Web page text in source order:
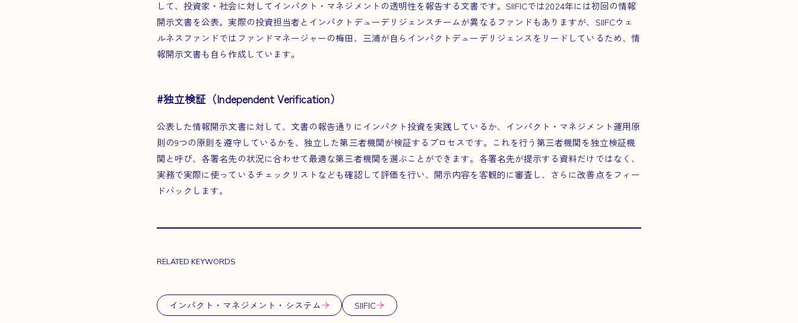
して、投資家・社会に対してインパクト・マネジメントの透明性を報告する文書です。SIIFICでは2024年には初回の情報
開示文書を公表。実際の投資担当者とインパクトデューデリジェンスチームが異なるファンドもありますが、SIIFCウェ
ルネスファンドではファンドマネージャーの梅田、三浦が自らインパクトデューデリジェンスをリードしているため、情
報開示文書も自ら作成しています。
#独立検証（Independent Verification）
公表した情報開示文書に対して、文書の報告通りにインパクト投資を実践しているか、インパクト・マネジメント運用原
則の9つの原則を遵守しているかを、独立した第三者機関が検証するプロセスです。これを行う第三者機関を独立検証機
関と呼び、各署名先の状況に合わせて最適な第三者機関を選ぶことができます。各署名先が提示する資料だけではなく、
実務で実際に使っているチェックリストなども確認して評価を行い、開示内容を客観的に審査し、さらに改善点をフィー
ドバックします。
RELATED KEYWORDS
インパクト・マネジメント・システム SIIFIC